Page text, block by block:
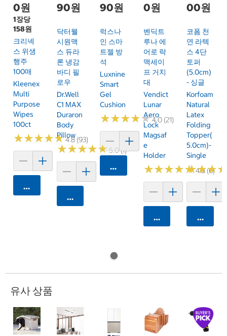
0원
1장당
158원
크리넥
스 위생
행주
100매
Kleenex
Multi
Purpose
Wipes
100ct
★★★★★
★★★★★4.8 (93)
카트에 담기
90원
닥터웰
시원맥
스 듀라
론 냉감
바디 필
로우
Dr.Well
C1 MAX
Duraron
Body
Pillow
★★★★★
★★★★★5.0 (1)
카트에 담기
90원
럭스나
인 스마
트젤 방
석
Luxnine
Smart
Gel
Cushion
★★★★★
★★★★★4.0 (21)
카트에 담기
0원
벤딕트
루나 에
어로 락
맥세이
프 거치
대
Vendict
Lunar
Aero
Lock
Magsaf
E
Holder
★★★★★
★★★★★4.8 (6)
카트에 담기
00원
코폼 천
연 라텍
스 4단
토퍼
(5.0cm)
- 싱글
Korfoam
Natural
Latex
Folding
Topper(
5.0cm)-
Single
★★★
★★★
카트에
유사 상품